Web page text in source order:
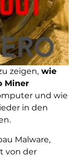
zeigen,wie
Miner
und wie
in den
Malware,
von der